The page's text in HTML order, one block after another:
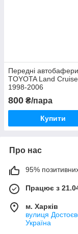
Передні автобафери
TOYOTA Land
1998-2006
800 ₴/пара
Купити
Про нас
95% позитивних
Працює з
м. Харків
вулиця
Україна